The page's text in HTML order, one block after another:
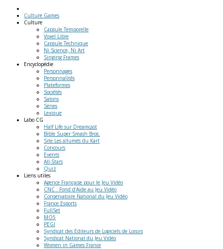
Culture Games
Culture
Capsule Temporelle
Voxel Libre
Capsule Technique
Ni Science, Ni Art
Singing Frames
Encyclopédie
Personnages
Personnalités
Plateformes
Sociétés
Salons
Séries
Lexique
Labo CG
Half Life sur Dreamcast
Bible Super Smash Bros.
Site Les allumés du Kart
Concours
Events
All-Stars
Quiz
Liens utiles
Agence Française pour le Jeu Vidéo
CNC : Fond d'Aide au Jeu Vidéo
Conservatoire National du Jeu Vidéo
France Esports
FullSet
MO5
PEGI
Syndicat des Editeurs de Logiciels de Loisirs
Syndicat National du Jeu Vidéo
Women in Games France